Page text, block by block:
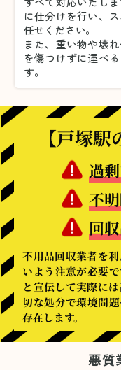
に仕分けを行い、
任せください。
また、重い物や壊
を傷つけずに運べ
す。
【戸塚
過
不
回
不用品回収業者を
いよう注意が必要
と宣伝して実際に
切な処分で環境問
存在します。
悪質